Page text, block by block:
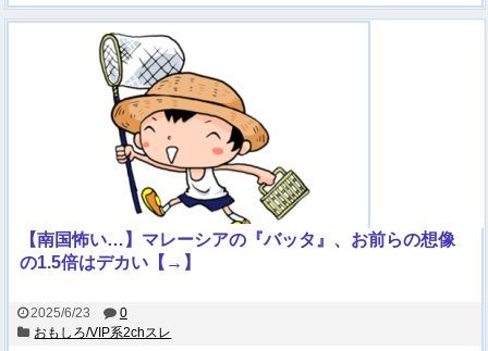
【南国怖い…】マレーシアの『バッタ』、お前らの想像
の1.5倍はデカい【→】
2025/6/23
0
おもしろ/VIP系2chスレ